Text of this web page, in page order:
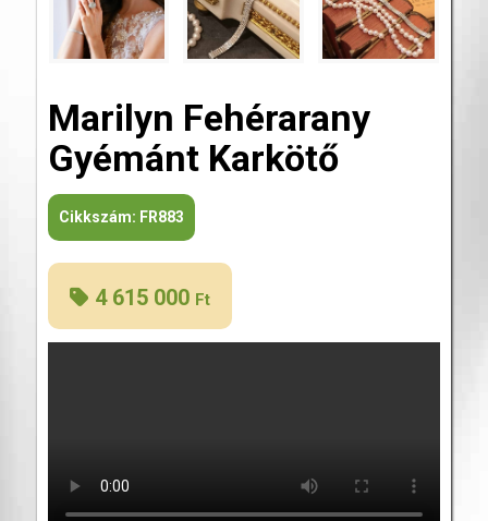
Marilyn Fehérarany
Gyémánt Karkötő
Cikkszám: FR883
4 615 000 Ft